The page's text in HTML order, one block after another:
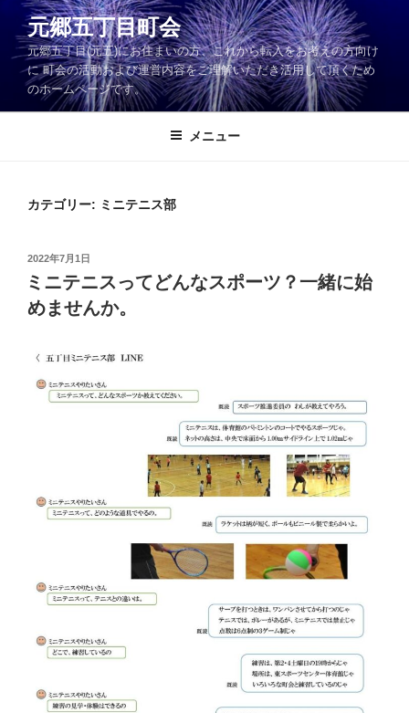
元郷五丁目町会
元郷五丁目(元五)にお住まいの方、これから転入をお考えの方向け
に 町会の活動および運営内容をご理解いただき活用して頂くため
のホームページです。
メニュー
カテゴリー: ミニテニス部
投
稿
日:
2022年7月1日
ミニテニスってどんなスポーツ？一緒に始
めませんか。